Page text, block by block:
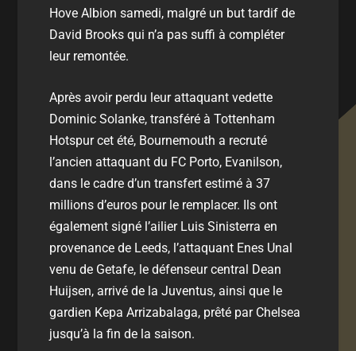
Hove Albion samedi, malgré un but tardif de
David Brooks qui n’a pas suffi à compléter
leur remontée.
Après avoir perdu leur attaquant vedette
Dominic Solanke, transféré à Tottenham
Hotspur cet été, Bournemouth a recruté
l’ancien attaquant du FC Porto, Evanilson,
dans le cadre d’un transfert estimé à 37
millions d’euros pour le remplacer. Ils ont
également signé l’ailier Luis Sinisterra en
provenance de Leeds, l’attaquant Enes Unal
venu de Getafe, le défenseur central Dean
Huijsen, arrivé de la Juventus, ainsi que le
gardien Kepa Arrizabalaga, prêté par Chelsea
jusqu’à la fin de la saison.